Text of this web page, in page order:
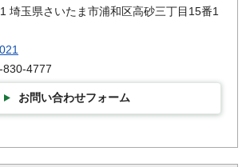
埼玉県さいたま市浦和区高砂三丁目15番1
830-4777
お問い合わせフォーム